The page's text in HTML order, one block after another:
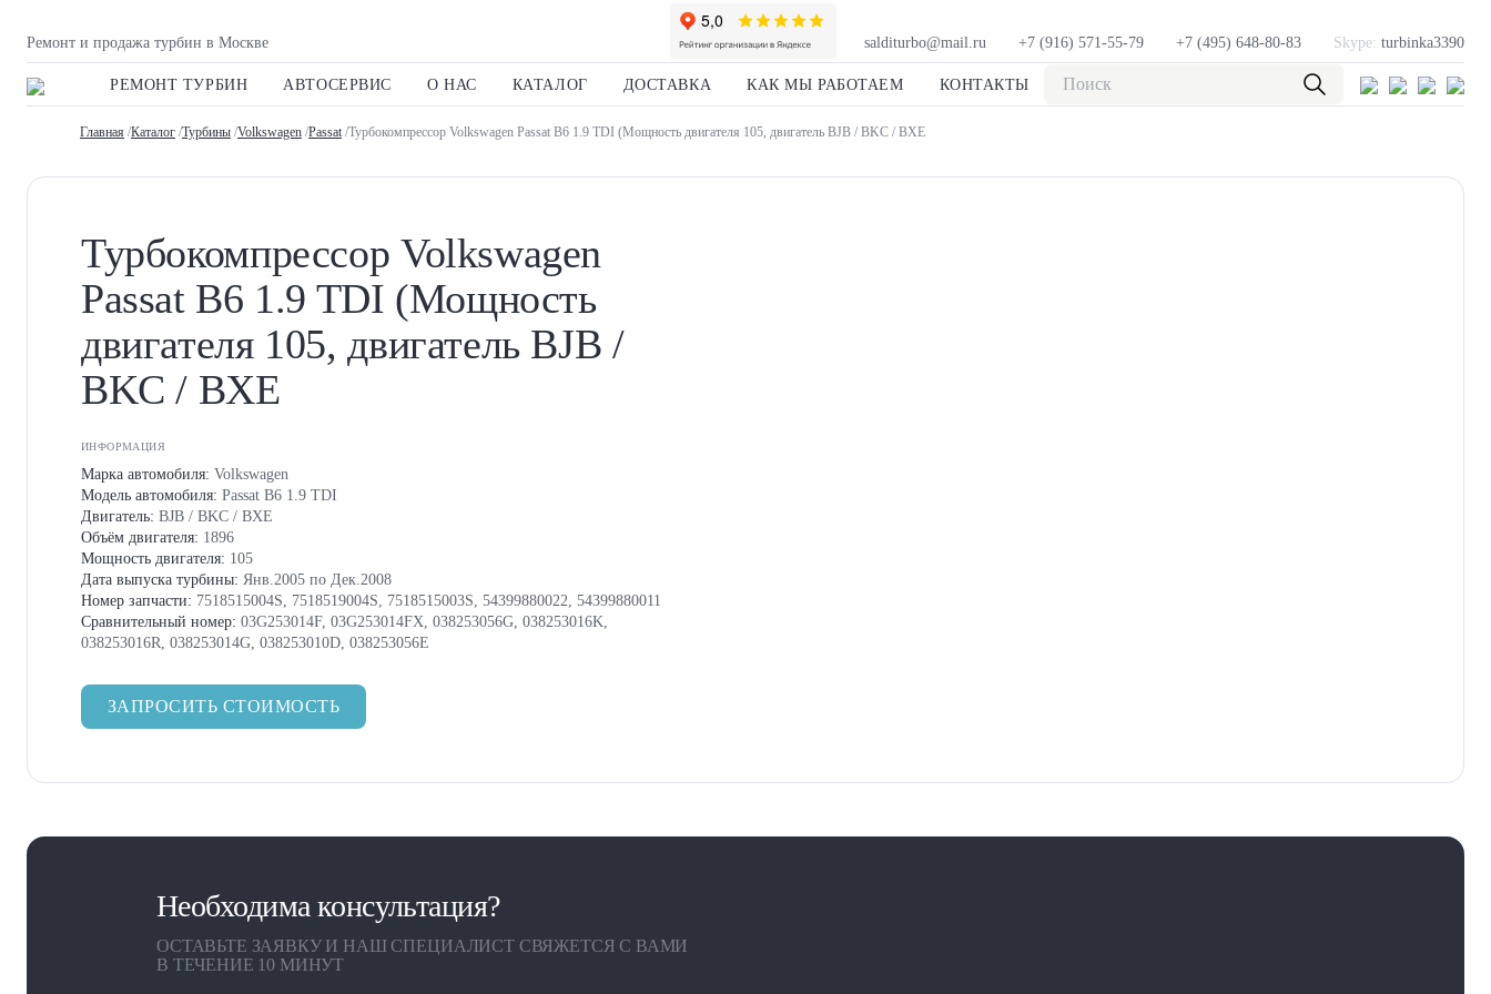
Ремонт и продажа турбин в Москве salditurbo@mail.ru +7 (916) 571-55-79 +7 (495) 648-80-83 Skype: turbinka3390
РЕМОНТ ТУРБИН АВТОСЕРВИС О НАС КАТАЛОГ ДОСТАВКА КАК МЫ РАБОТАЕМ КОНТАКТЫ
Главная /Каталог /Турбины /Volkswagen /Passat/Турбокомпрессор Volkswagen Passat B6 1.9 TDI (Мощность двигателя 105, двигатель BJB / BKC / BXE
Турбокомпрессор Volkswagen
Passat B6 1.9 TDI (Мощность
двигателя 105, двигатель BJB /
BKC / BXE
ИНФОРМАЦИЯ
Марка автомобиля: Volkswagen
Модель автомобиля: Passat B6 1.9 TDI
Двигатель: BJB / BKC / BXE
Объём двигателя: 1896
Мощность двигателя: 105
Дата выпуска турбины: Янв.2005 по Дек.2008
Номер запчасти: 7518515004S, 7518519004S, 7518515003S, 54399880022, 54399880011
Сравнительный номер: 03G253014F, 03G253014FX, 038253056G, 038253016K,
038253016R, 038253014G, 038253010D, 038253056E
ЗАПРОСИТЬ СТОИМОСТЬ
Необходима консультация?
ОСТАВЬТЕ ЗАЯВКУ И НАШ СПЕЦИАЛИСТ СВЯЖЕТСЯ С ВАМИ
В ТЕЧЕНИЕ 10 МИНУТ